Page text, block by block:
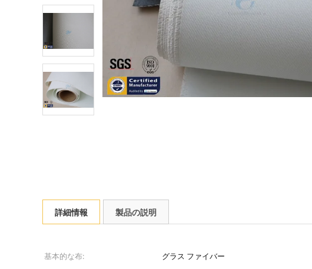
詳細情報 製品の説明
基本的な布: グラス ファイバー